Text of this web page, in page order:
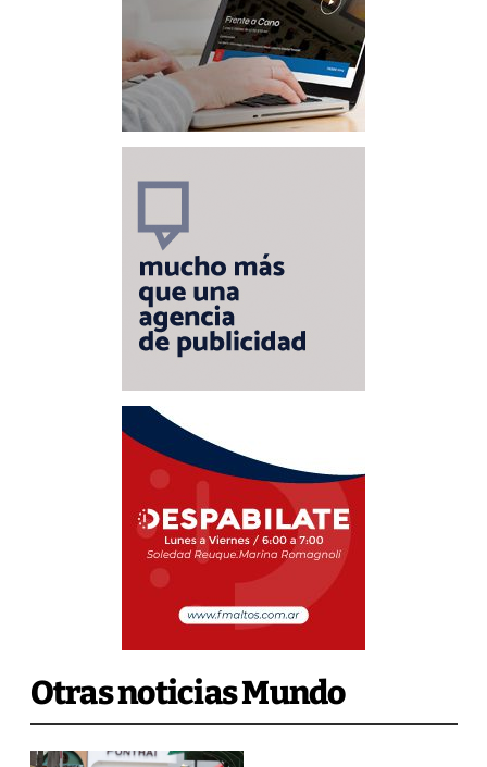
Otras noticias Mundo